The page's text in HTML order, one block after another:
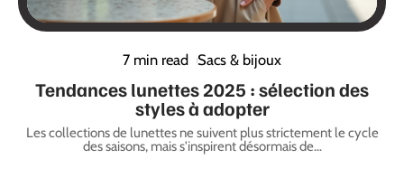
7 min read Sacs & bijoux
Tendances lunettes 2025 : sélection des
styles à adopter
Les collections de lunettes ne suivent plus strictement le cycle
des saisons, mais s'inspirent désormais de…